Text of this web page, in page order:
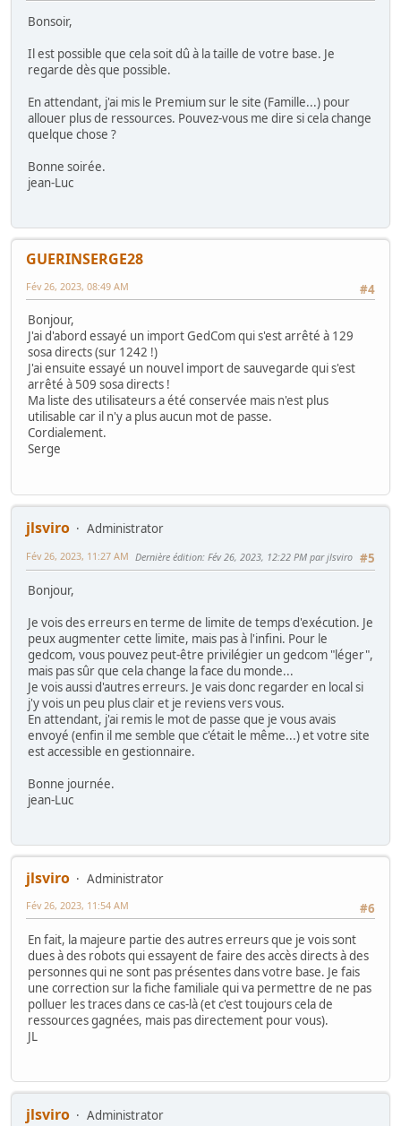
Bonsoir,
Il est possible que cela soit dû à la taille de votre base. Je
regarde dès que possible.
En attendant, j'ai mis le Premium sur le site (Famille...) pour
allouer plus de ressources. Pouvez-vous me dire si cela change
quelque chose ?
Bonne soirée.
jean-Luc
GUERINSERGE28
#4
Fév 26, 2023, 08:49 AM
Bonjour,
J'ai d'abord essayé un import GedCom qui s'est arrêté à 129
sosa directs (sur 1242 !)
J'ai ensuite essayé un nouvel import de sauvegarde qui s'est
arrêté à 509 sosa directs !
Ma liste des utilisateurs a été conservée mais n'est plus
utilisable car il n'y a plus aucun mot de passe.
Cordialement.
Serge
jlsviro
Administrator
#5
Fév 26, 2023, 11:27 AM Dernière édition: Fév 26, 2023, 12:22 PM par jlsviro
Bonjour,
Je vois des erreurs en terme de limite de temps d'exécution. Je
peux augmenter cette limite, mais pas à l'infini. Pour le
gedcom, vous pouvez peut-être privilégier un gedcom "léger",
mais pas sûr que cela change la face du monde...
Je vois aussi d'autres erreurs. Je vais donc regarder en local si
j'y vois un peu plus clair et je reviens vers vous.
En attendant, j'ai remis le mot de passe que je vous avais
envoyé (enfin il me semble que c'était le même...) et votre site
est accessible en gestionnaire.
Bonne journée.
jean-Luc
jlsviro
Administrator
#6
Fév 26, 2023, 11:54 AM
En fait, la majeure partie des autres erreurs que je vois sont
dues à des robots qui essayent de faire des accès directs à des
personnes qui ne sont pas présentes dans votre base. Je fais
une correction sur la fiche familiale qui va permettre de ne pas
polluer les traces dans ce cas-là (et c'est toujours cela de
ressources gagnées, mais pas directement pour vous).
JL
jlsviro
Administrator